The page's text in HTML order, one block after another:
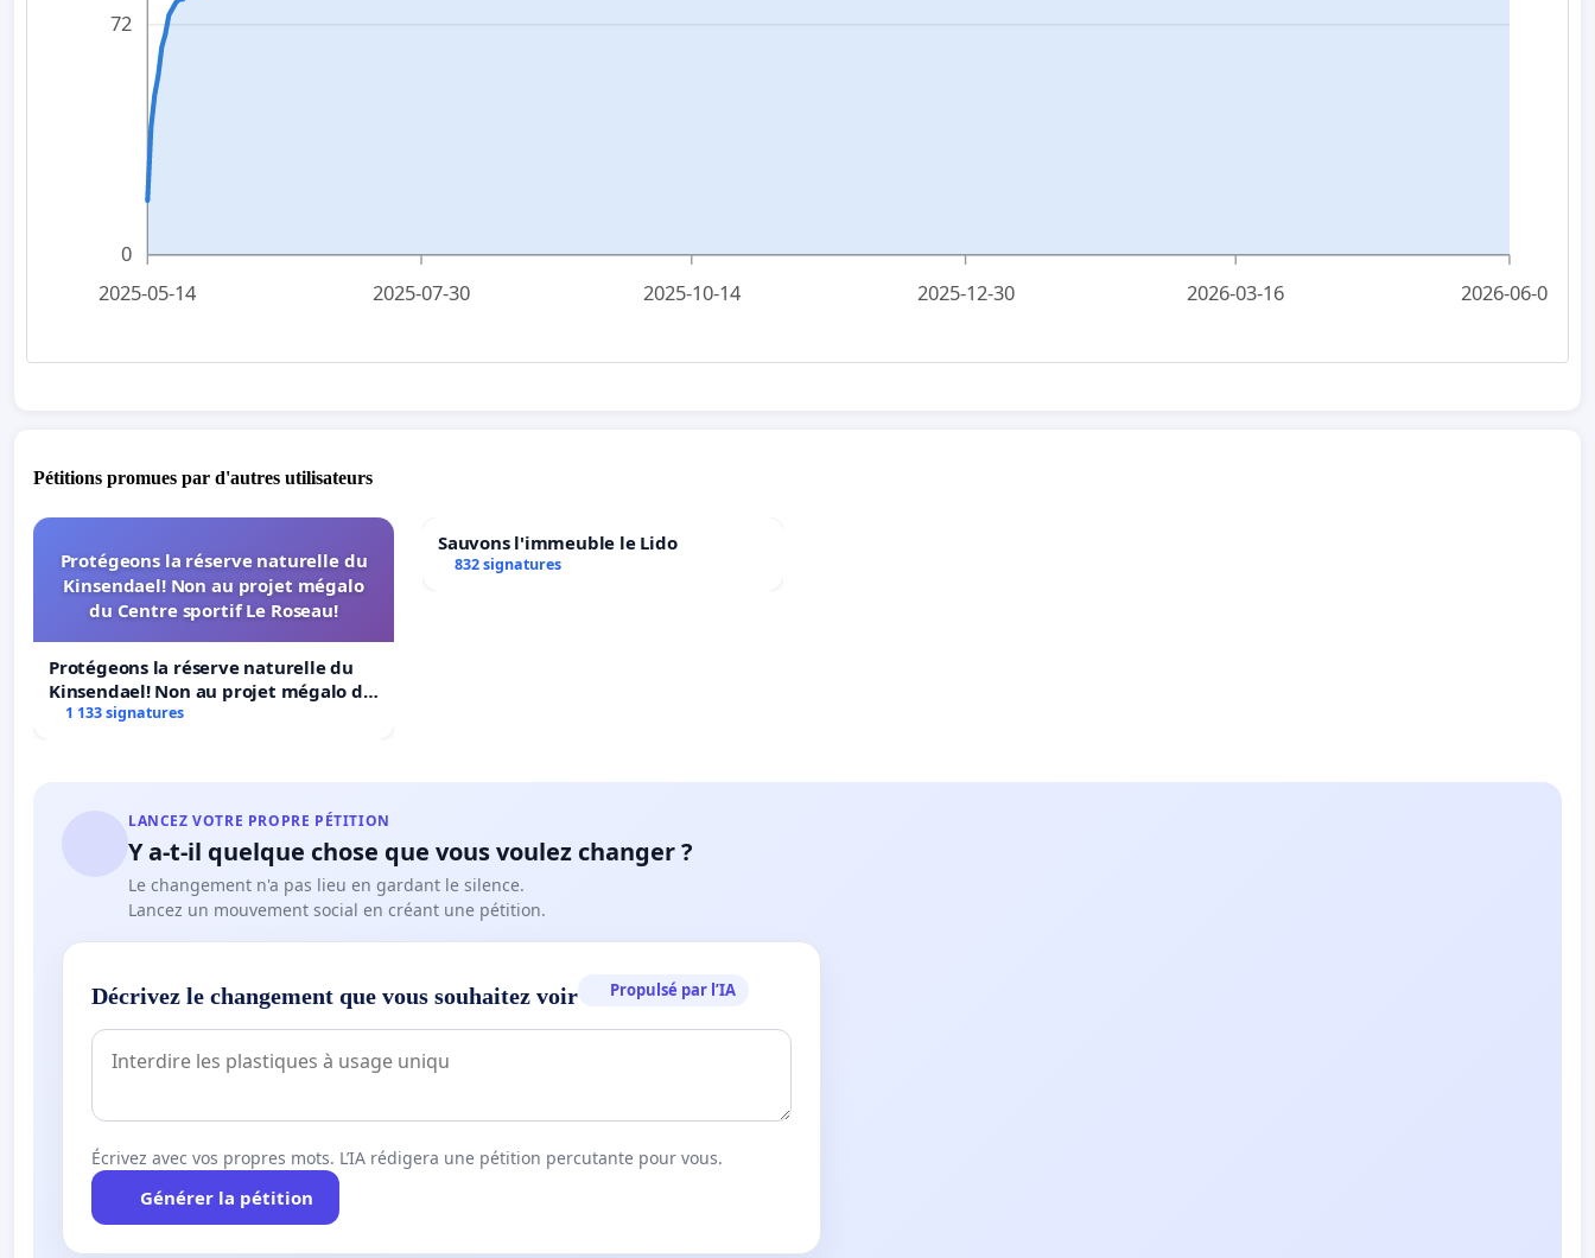
0
72
2025-05-14 2025-07-30 2025-10-14 2025-12-30 2026-03-16 2026-06-01
Pétitions promues par d'autres utilisateurs
Protégeons la réserve naturelle du
Kinsendael! Non au projet mégalo
du Centre sportif Le Roseau!
Protégeons la réserve naturelle du
Kinsendael! Non au projet mégalo du
Centre sportif Le Roseau!
1 133 signatures
Sauvons l'immeuble le Lido
832 signatures
LANCEZ VOTRE PROPRE PÉTITION
Y a-t-il quelque chose que vous voulez changer ?
Le changement n'a pas lieu en gardant le silence.
Lancez un mouvement social en créant une pétition.
Décrivez le changement que vous souhaitez voir Propulsé par l’IA
Écrivez avec vos propres mots. L’IA rédigera une pétition percutante pour vous.
Générer la pétition